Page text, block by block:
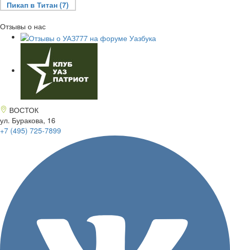
Отзывы о нас
ВОСТОК
ул. Буракова, 16
+7 (495) 725-7899